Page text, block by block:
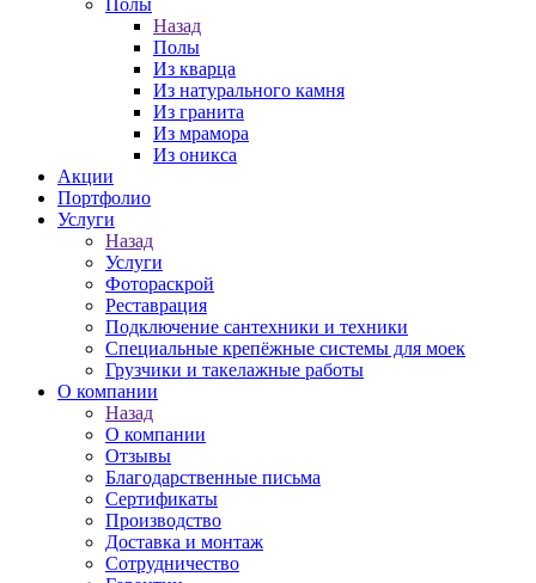
Полы
Назад
Полы
Из кварца
Из натурального камня
Из гранита
Из мрамора
Из оникса
Акции
Портфолио
Услуги
Назад
Услуги
Фотораскрой
Реставрация
Подключение сантехники и техники
Специальные крепёжные системы для моек
Грузчики и такелажные работы
О компании
Назад
О компании
Отзывы
Благодарственные письма
Сертификаты
Производство
Доставка и монтаж
Сотрудничество